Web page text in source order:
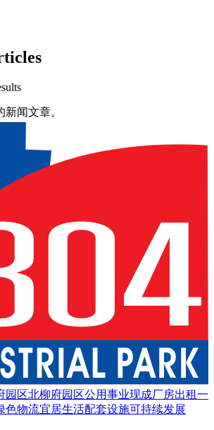
闻文章。
园区北柳府园区公用事业现成厂房出租一
色物流宜居生活配套设施可持续发展